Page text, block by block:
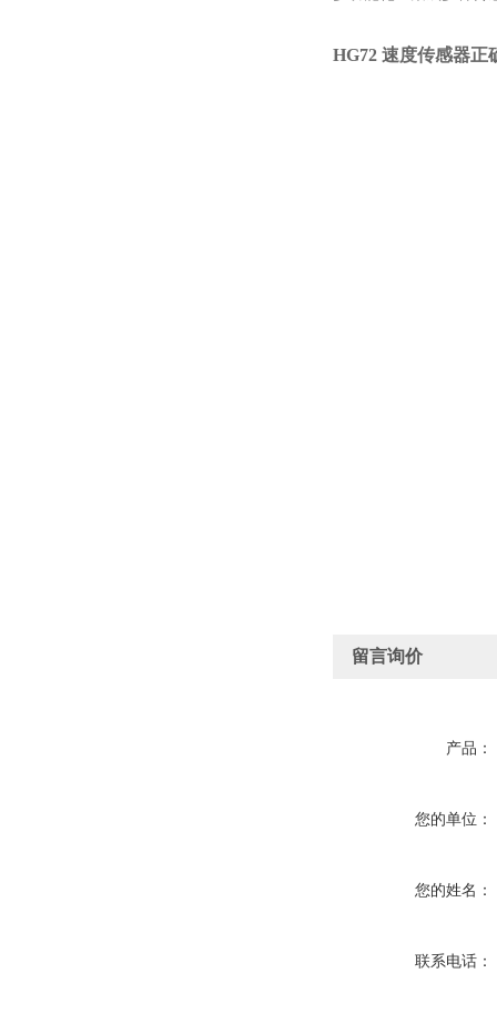
HG72 速度传感器正
留言询价
产品：
您的单位：
您的姓名：
联系电话：